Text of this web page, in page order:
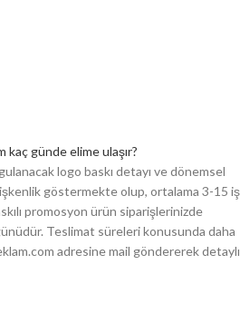
günde elime ulaşır?
logo baskı detayı ve dönemsel
göstermekte olup, ortalama 3-15 iş
promosyon ürün siparişlerinizde
Teslimat süreleri konusunda daha
adresine mail göndererek detaylı